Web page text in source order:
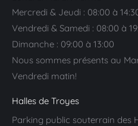
Mercredi & Jeudi : 08:00 à
Vendredi & Samedi : 08:00 à
Dimanche : 09:00 à 13:00
Nous sommes présents au
Vendredi matin!
Halles de Troyes
Parking public souterrain des